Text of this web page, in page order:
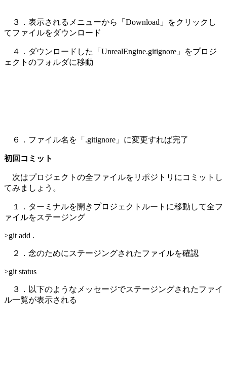
３．表示されるメニューから「Download」をクリックし
てファイルをダウンロード
４．ダウンロードした「UnrealEngine.gitignore」をプロジ
ェクトのフォルダに移動
６．ファイル名を「.gitignore」に変更すれば完了
初回コミット
次はプロジェクトの全ファイルをリポジトリにコミットし
てみましょう。
１．ターミナルを開きプロジェクトルートに移動して全フ
ァイルをステージング
>git add .
２．念のためにステージングされたファイルを確認
>git status
３．以下のようなメッセージでステージングされたファイ
ル一覧が表示される